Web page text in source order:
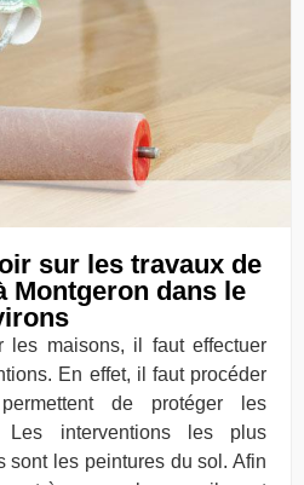
sur les travaux de
Montgeron dans le
les maisons, il faut effectuer
En effet, il faut procéder
de protéger les
Les interventions les plus
sont les peintures du sol. Afin